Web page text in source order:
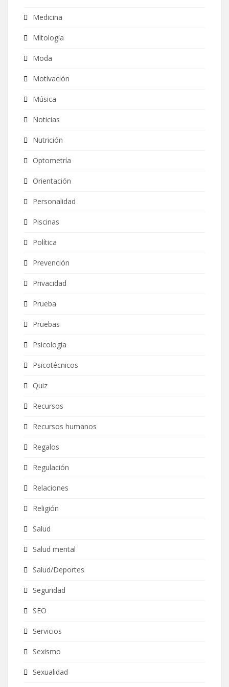
Medicina
Mitología
Moda
Motivación
Música
Noticias
Nutrición
Optometría
Orientación
Personalidad
Piscinas
Política
Prevención
Privacidad
Prueba
Pruebas
Psicología
Psicotécnicos
Quiz
Recursos
Recursos humanos
Regalos
Regulación
Relaciones
Religión
Salud
Salud mental
Salud/Deportes
Seguridad
SEO
Servicios
Sexismo
Sexualidad